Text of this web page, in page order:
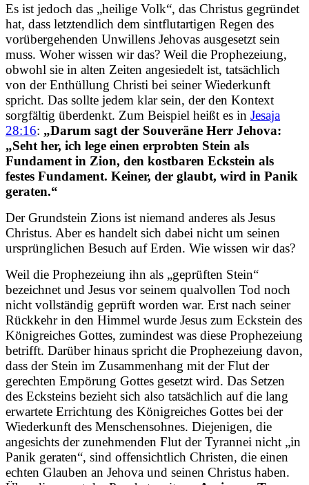
Es ist jedoch das „heilige Volk“, das Christus gegründet
hat, dass letztendlich dem sintflutartigen Regen des
vorübergehenden Unwillens Jehovas ausgesetzt sein
muss. Woher wissen wir das? Weil die Prophezeiung,
obwohl sie in alten Zeiten angesiedelt ist, tatsächlich
von der Enthüllung Christi bei seiner Wiederkunft
spricht. Das sollte jedem klar sein, der den Kontext
sorgfältig überdenkt. Zum Beispiel heißt es in Jesaja
28:16: „Darum sagt der Souveräne Herr Jehova:
„Seht her, ich lege einen erprobten Stein als
Fundament in Zion, den kostbaren Eckstein als
festes Fundament. Keiner, der glaubt, wird in Panik
geraten.“
Der Grundstein Zions ist niemand anderes als Jesus
Christus. Aber es handelt sich dabei nicht um seinen
ursprünglichen Besuch auf Erden. Wie wissen wir das?
Weil die Prophezeiung ihn als „geprüften Stein“
bezeichnet und Jesus vor seinem qualvollen Tod noch
nicht vollständig geprüft worden war. Erst nach seiner
Rückkehr in den Himmel wurde Jesus zum Eckstein des
Königreiches Gottes, zumindest was diese Prophezeiung
betrifft. Darüber hinaus spricht die Prophezeiung davon,
dass der Stein im Zusammenhang mit der Flut der
gerechten Empörung Gottes gesetzt wird. Das Setzen
des Ecksteins bezieht sich also tatsächlich auf die lang
erwartete Errichtung des Königreiches Gottes bei der
Wiederkunft des Menschensohnes. Diejenigen, die
angesichts der zunehmenden Flut der Tyrannei nicht „in
Panik geraten“, sind offensichtlich Christen, die einen
echten Glauben an Jehova und seinen Christus haben.